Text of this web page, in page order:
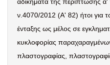
αδικήματα της περίπτωσης
ν.4070/2012 (Α' 82) ήτοι για
ένταξης ως μέλος σε
κυκλοφορίας
πλαστογραφίας,